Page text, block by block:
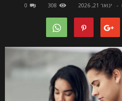
- ינואר 21, 2026 308
0